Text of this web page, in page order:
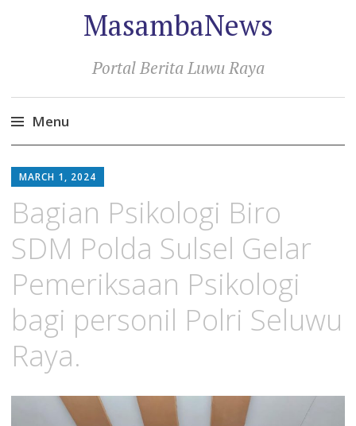
MasambaNews
Portal Berita Luwu Raya
Menu
to
MARCH 1, 2024
Bagian Psikologi Biro
SDM Polda Sulsel Gelar
Pemeriksaan Psikologi
bagi personil Polri Seluwu
Raya.